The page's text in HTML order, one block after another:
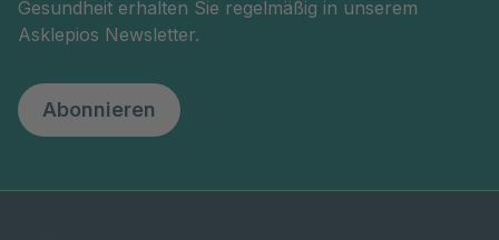
Gesundheit erhalten Sie regelmäßig in unserem
Asklepios Newsletter.
Abonnieren